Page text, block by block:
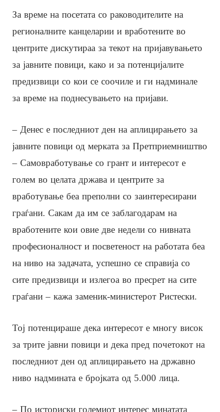
За време на посетата со раководителите на
регионалните канцеларии и вработените во
центрите дискутираа за текот на пријавувањето
за јавните повици, како и за потенцијалите
предизвици со кои се соочиле и ги надминале
за време на поднесувањето на пријави.
– Денес е последниот ден на аплицирањето за
јавните повици од мерката за Претприемништво
– Самовработување со грант и интересот е
голем во целата држава и центрите за
вработување беа преполни со заинтересирани
граѓани. Сакам да им се заблагодарам на
вработените кои овие две недели со нивната
професионалност и посветеност на работата беа
на ниво на задачата, успешно се справија со
сите предизвици и излегоа во пресрет на сите
граѓани – кажа заменик-министерот Ристески.
Тој потенцираше дека интересот е многу висок
за трите јавни повици и дека пред почетокот на
последниот ден од аплицирањето на државно
ниво надмината е бројката од 5.000 лица.
– По историски големиот интерес минатата